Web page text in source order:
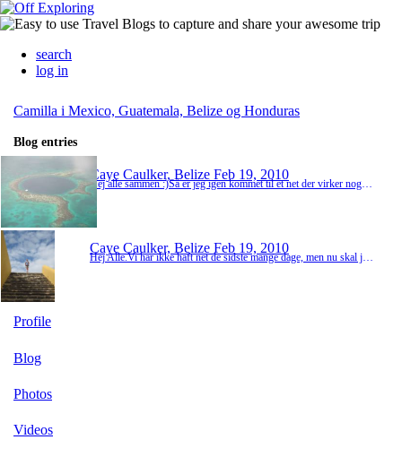
search
log in
Camilla i Mexico, Guatemala, Belize og Honduras
Blog entries
Caye Caulker, Belize Feb 19, 2010
Caye Caulker, Belize Feb 19, 2010
Hej Alle.Vi har ikke haft net de sidste mange dage, men nu skal jeg nok få opdateret min blog :)Camilla
Profile
Blog
Photos
Videos